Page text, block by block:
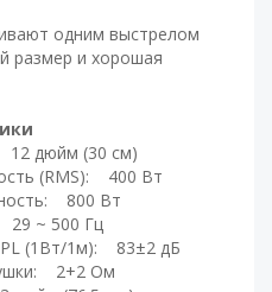
одним выстрелом
размер и хорошая
дюйм (30 см)
(RMS): 400 Вт
800 Вт
~ 500 Гц
(1Вт/1м): 83±2 дБ
2+2 Ом